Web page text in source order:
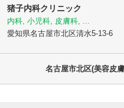
猪子内科クリニック
内科, 小児科, 皮膚科, ...
愛知県名古屋市北区清水5-13-6
名古屋市北区(美容皮